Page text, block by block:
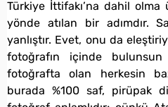
Türkiye İttifakı’na dahil
yönde atılan bir adımdır.
yanlıştır. Evet, onu da
fotoğrafın içinde
fotoğrafta olan herkesin
burada %100 saf, pirüpak